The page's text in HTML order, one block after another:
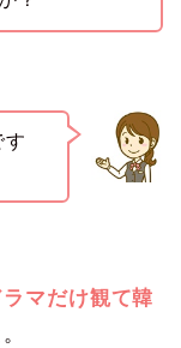
す
ラマだけ観て韓